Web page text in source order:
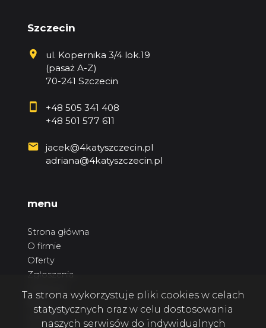
Szczecin
ul. Kopernika 3/4 lok.19
(pasaż A-Z)
70-241 Szczecin
+48 505 341 408
+48 501 577 611
jacek@4katyszczecin.pl
adriana@4katyszczecin.pl
menu
Strona główna
O firmie
Oferty
Zgłoszenia
Kontakt
Ta strona wykorzystuje pliki cookies w celach
statystycznych oraz w celu dostosowania
naszych serwisów do indywidualnych